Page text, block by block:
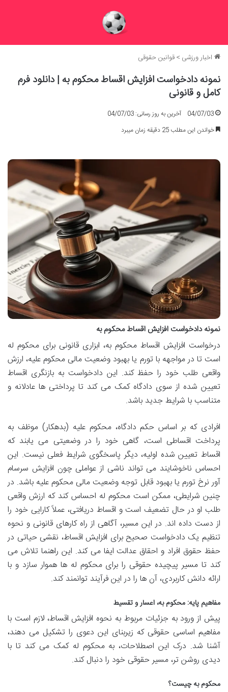
اخبار ورزشی >قوانین حقوقی
نمونه دادخواست افزایش اقساط محکوم به | دانلود فرم
کامل و قانونی
04/07/03
آخرین به روز رسانی: 04/07/03
خواندن این مطلب 25 دقیقه زمان میبرد
نمونه دادخواست افزایش اقساط محکوم به
درخواست افزایش اقساط محکوم به، ابزاری قانونی برای محکوم له
است تا در مواجهه با تورم یا بهبود وضعیت مالی محکوم علیه، ارزش
واقعی طلب خود را حفظ کند. این دادخواست به بازنگری اقساط
تعیین شده از سوی دادگاه کمک می کند تا پرداختی ها عادلانه و
متناسب با شرایط جدید باشد.
افرادی که بر اساس حکم دادگاه، محکوم علیه (بدهکار) موظف به
پرداخت اقساطی است، گاهی خود را در وضعیتی می یابند که
اقساط تعیین شده اولیه، دیگر پاسخگوی شرایط فعلی نیست. این
احساس ناخوشایند می تواند ناشی از عواملی چون افزایش سرسام
آور نرخ تورم یا بهبود قابل توجه وضعیت مالی محکوم علیه باشد. در
چنین شرایطی، ممکن است محکوم له احساس کند که ارزش واقعی
طلب او در حال تضعیف است و اقساط دریافتی، عملاً کارایی خود را
از دست داده اند. در این مسیر، آگاهی از راه کارهای قانونی و نحوه
تنظیم یک دادخواست صحیح برای افزایش اقساط، نقشی حیاتی در
حفظ حقوق افراد و احقاق عدالت ایفا می کند. این راهنما تلاش می
کند تا مسیر پیچیده حقوقی را برای محکوم له ها هموار سازد و با
ارائه دانش کاربردی، آن ها را در این فرآیند توانمند کند.
مفاهیم پایه: محکوم به، اعسار و تقسیط
پیش از ورود به جزئیات مربوط به نحوه افزایش اقساط، لازم است با
مفاهیم اساسی حقوقی که زیربنای این دعوی را تشکیل می دهند،
آشنا شد. درک این اصطلاحات، به محکوم له کمک می کند تا با
دیدی روشن تر، مسیر حقوقی خود را دنبال کند.
محکوم به چیست؟